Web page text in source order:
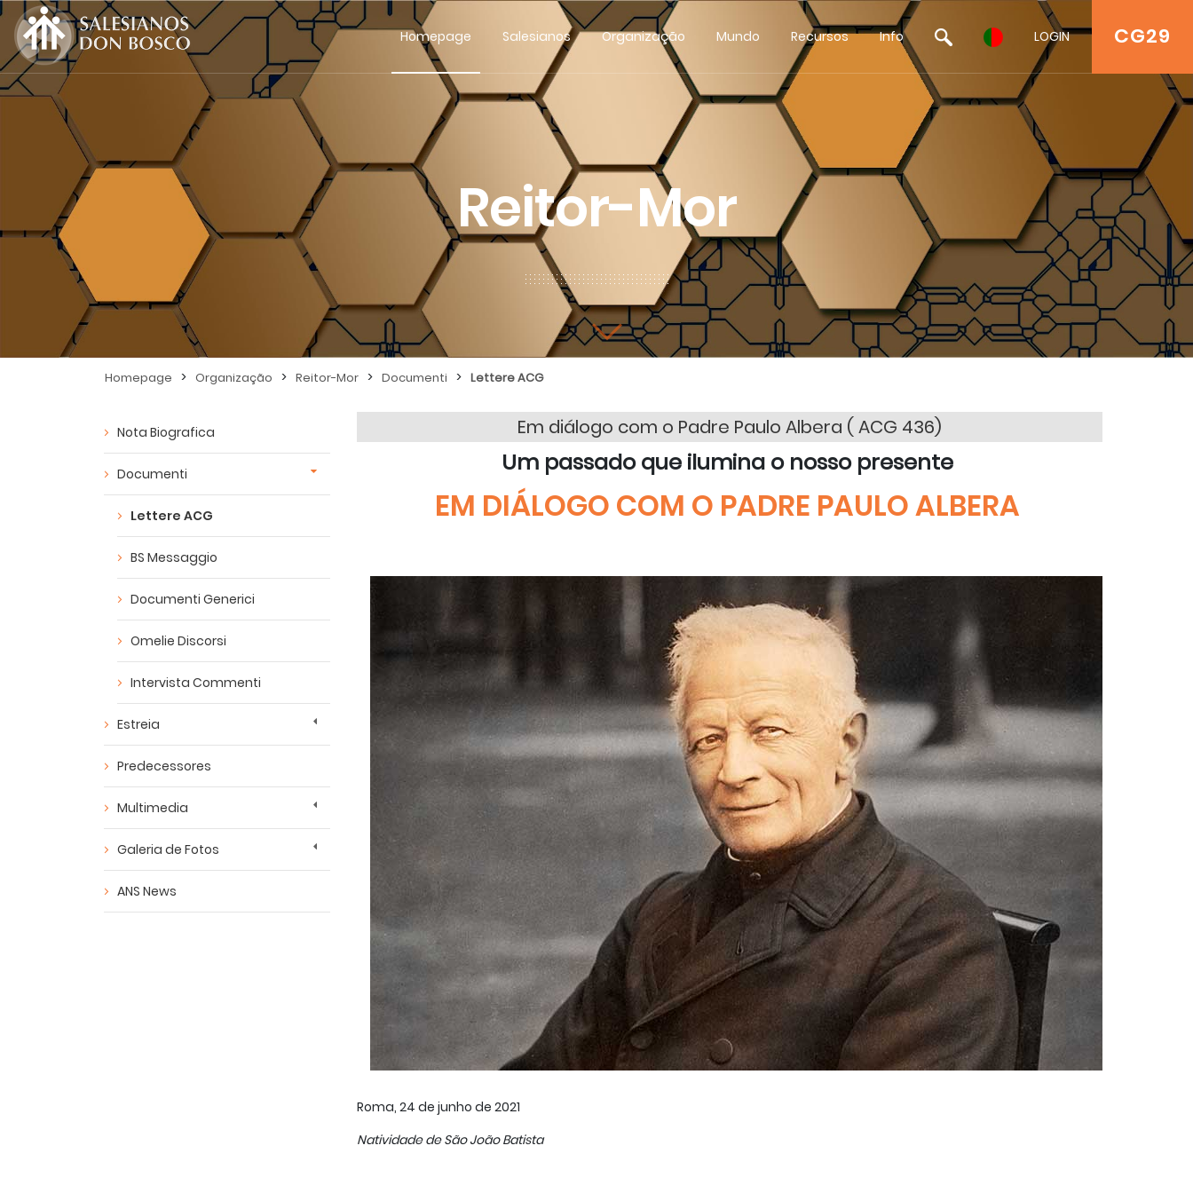
CG29
Homepage Salesianos Organização Mundo Recursos Info LOGIN
Reitor-Mor
Homepage > Organização > Reitor-Mor > Documenti > Lettere ACG
Nota Biografica
Documenti
Lettere ACG
BS Messaggio
Documenti Generici
Omelie Discorsi
Intervista Commenti
Estreia
Predecessores
Multimedia
Galeria de Fotos
ANS News
Em diálogo com o Padre Paulo Albera ( ACG 436)
Um passado que ilumina o nosso presente
EM DIÁLOGO COM O PADRE PAULO ALBERA
Roma, 24 de junho de 2021
Natividade de São João Batista